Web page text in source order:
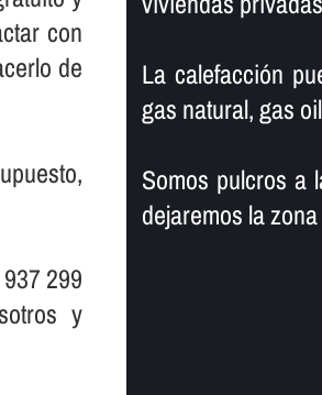
con
de
299
y
La calefacción
gas natural, gas
Somos pulcros a
dejaremos la